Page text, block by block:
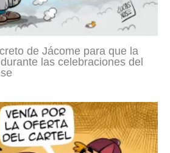
de Jácome para que la
las celebraciones del